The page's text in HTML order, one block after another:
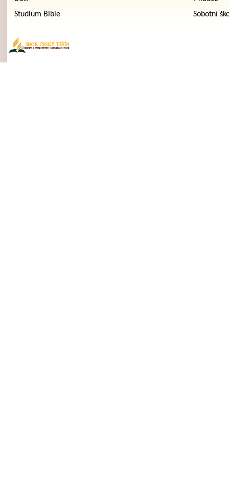
Studium Bible
Sobotní